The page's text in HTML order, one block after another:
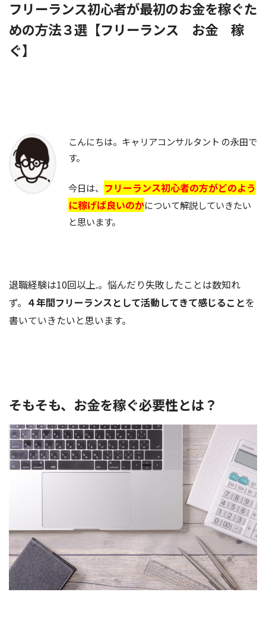
フリーランス初心者が最初のお金を稼ぐた
めの方法３選【フリーランス お金 稼
ぐ】
こんにちは。キャリアコンサルタント の永田で
す。
今日は、 フリーランス初心者の方がどのよう
に稼げば良いのかについて解説していきたい
と思います。
退職経験は10回以上.。悩んだり失敗したことは数知れ
ず。 ４年間フリーランスとして活動してきて感じることを
書いていきたいと思います。
そもそも、お金を稼ぐ必要性とは？